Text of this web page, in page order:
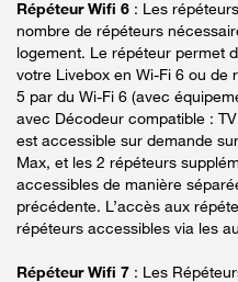
Répéteur Wifi 6 : Les
nombre de répéteurs
logement. Le répéteur permet
votre Livebox en Wi-Fi 6 ou de
5 par du Wi-Fi 6 (avec
avec Décodeur compatible :
est accessible sur demande
Max, et les 2 répéteurs
accessibles de manière
précédente. L’accès aux
répéteurs accessibles via les
Répéteur Wifi 7 : Les